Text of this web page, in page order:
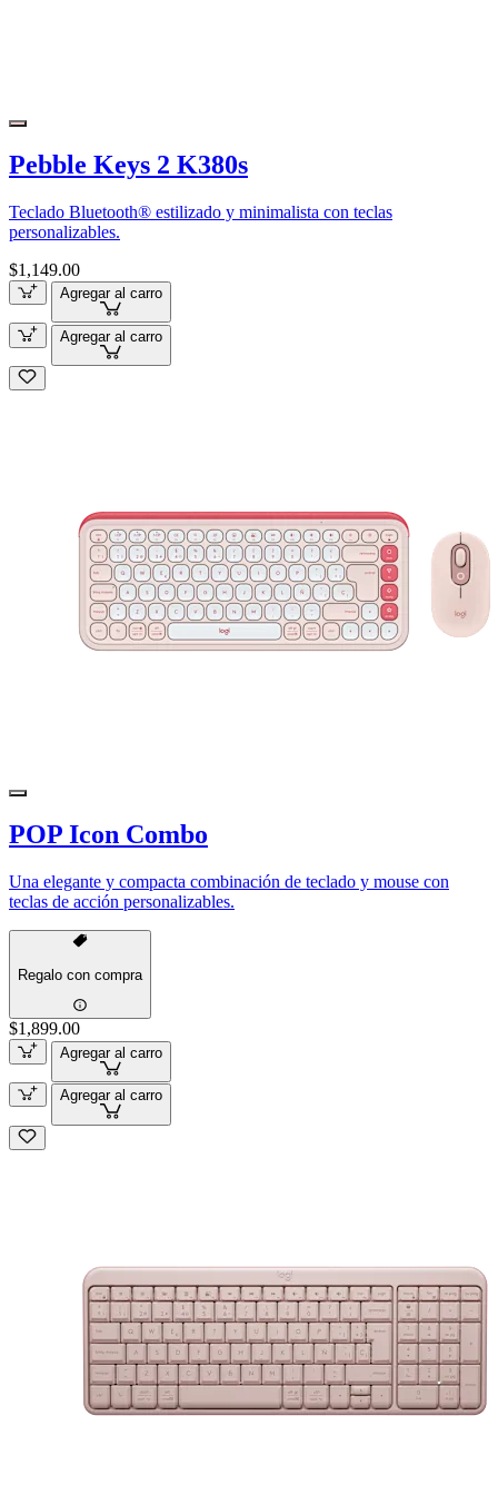
Pebble Keys 2 K380s
Teclado Bluetooth® estilizado y minimalista con teclas
personalizables.
$1,149.00
Agregar al carro
Agregar al carro
POP Icon Combo
Una elegante y compacta combinación de teclado y mouse con
teclas de acción personalizables.
Regalo con compra
$1,899.00
Agregar al carro
Agregar al carro